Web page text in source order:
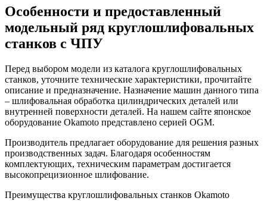
Особенности и предоставленный
модельный ряд круглошлифовальных
станков с ЧПУ
Перед выбором модели из каталога круглошлифовальных
станков, уточните технические характеристики, прочитайте
описание и предназначение. Назначение машин данного типа
– шлифовальная обработка цилиндрических деталей или
внутренней поверхности деталей. На нашем сайте японское
оборудование Okamoto представлено серией OGM.
Производитель предлагает оборудование для решения разных
производственных задач. Благодаря особенностям
комплектующих, техническим параметрам достигается
высокопрецизионное шлифование.
Преимущества круглошлифовальных станков Okamoto